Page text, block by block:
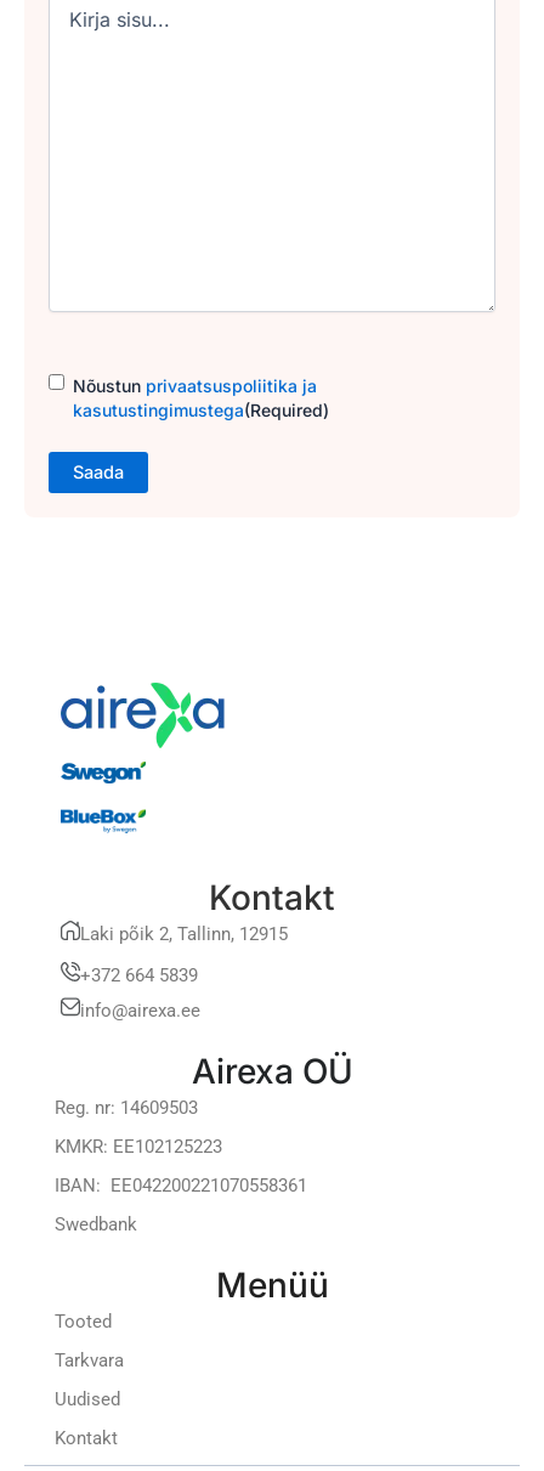
Consent(Required)
Nõustun privaatsuspoliitika ja
kasutustingimustega(Required)
Kontakt
Laki põik 2, Tallinn, 12915
+372 664 5839
info@airexa.ee
Airexa OÜ
Reg. nr: 14609503
KMKR: EE102125223
IBAN: EE042200221070558361
Swedbank
Menüü
Tooted
Tarkvara
Uudised
Kontakt